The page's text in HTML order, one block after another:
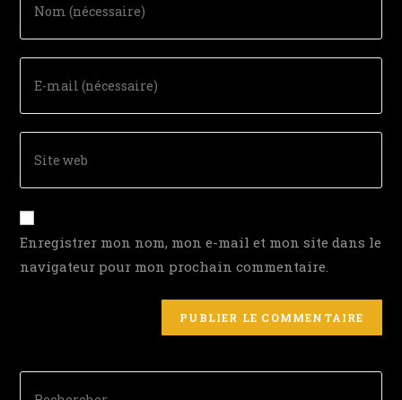
Enregistrer mon nom, mon e-mail et mon site dans le
navigateur pour mon prochain commentaire.